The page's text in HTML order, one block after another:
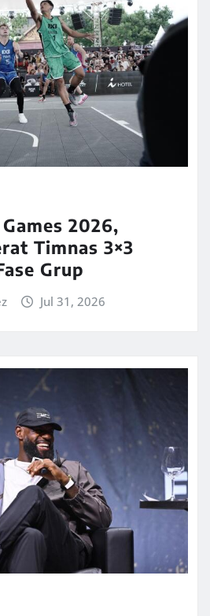
2026,
Timnas 3×3
Grup
Jul 31, 2026